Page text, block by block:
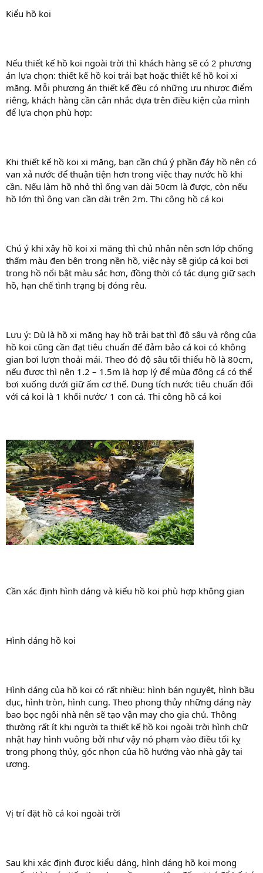
Kiểu hồ koi
Nếu thiết kế hồ koi ngoài trời thì khách hàng sẽ có 2 phương
án lựa chọn: thiết kế hồ koi trải bạt hoặc thiết kế hồ koi xi
măng. Mỗi phương án thiết kế đều có những ưu nhược điểm
riêng, khách hàng cần cân nhắc dựa trên điều kiện của mình
để lựa chọn phù hợp:
Khi thiết kế hồ koi xi măng, bạn cần chú ý phần đáy hồ nên có
van xả nước để thuận tiện hơn trong việc thay nước hồ khi
cần. Nếu làm hồ nhỏ thì ống van dài 50cm là được, còn nếu
hồ lớn thì ông van cần dài trên 2m. Thi công hồ cá koi
Chú ý khi xây hồ koi xi măng thì chủ nhân nên sơn lớp chống
thấm màu đen bên trong nền hồ, việc này sẽ giúp cá koi bơi
trong hồ nổi bật màu sắc hơn, đồng thời có tác dụng giữ sạch
hồ, hạn chế tình trạng bị đóng rêu.
Lưu ý: Dù là hồ xi măng hay hồ trải bạt thì độ sâu và rộng của
hồ koi cũng cần đạt tiêu chuẩn để đảm bảo cá koi có không
gian bơi lượn thoải mái. Theo đó độ sâu tối thiểu hồ là 80cm,
nếu được thì nên 1.2 – 1.5m là hợp lý để mùa đông cá có thể
bơi xuống dưới giữ ấm cơ thể. Dung tích nước tiêu chuẩn đối
với cá koi là 1 khối nước/ 1 con cá. Thi công hồ cá koi
Cần xác định hình dáng và kiểu hồ koi phù hợp không gian
Hình dáng hồ koi
Hình dáng của hồ koi có rất nhiều: hình bán nguyệt, hình bầu
dục, hình tròn, hình cung. Theo phong thủy những dáng này
bao bọc ngôi nhà nên sẽ tạo vận may cho gia chủ. Thông
thường rất ít khi người ta thiết kế hồ koi ngoài trời hình chữ
nhật hay hình vuông bởi như vậy nó phạm vào điều tối kỵ
trong phong thủy, góc nhọn của hồ hướng vào nhà gây tai
ương.
Vị trí đặt hồ cá koi ngoài trời
Sau khi xác định được kiểu dáng, hình dáng hồ koi mong